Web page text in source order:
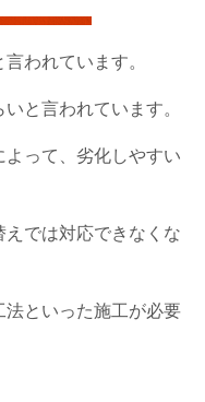
われています。
と言われています。
って、劣化しやすい
では対応できなくな
といった施工が必要